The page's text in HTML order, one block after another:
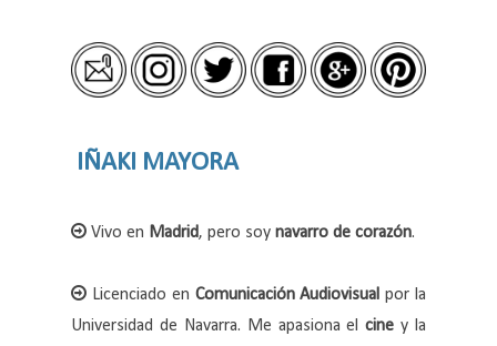
IÑAKI MAYORA
Vivo en Madrid, pero soy navarro de corazón.
Licenciado en Comunicación Audiovisual por la
Universidad de Navarra. Me apasiona elcine y la